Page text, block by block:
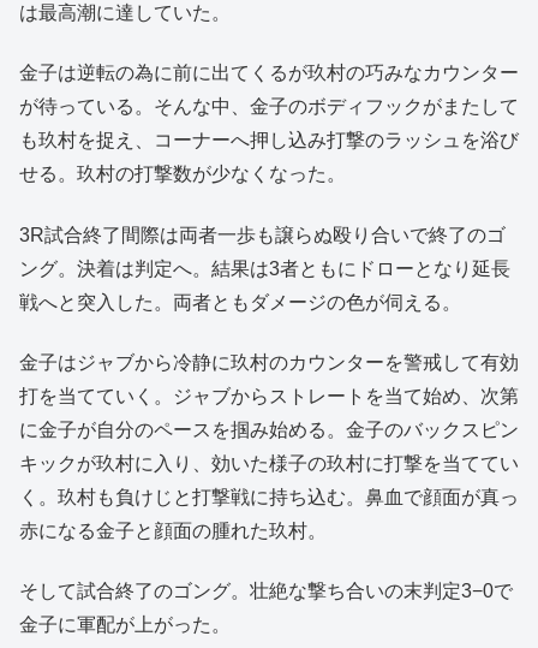
は最高潮に達していた。
金子は逆転の為に前に出てくるが玖村の巧みなカウンター
が待っている。そんな中、金子のボディフックがまたして
も玖村を捉え、コーナーへ押し込み打撃のラッシュを浴び
せる。玖村の打撃数が少なくなった。
3R試合終了間際は両者一歩も譲らぬ殴り合いで終了のゴ
ング。決着は判定へ。結果は3者ともにドローとなり延長
戦へと突入した。両者ともダメージの色が伺える。
金子はジャブから冷静に玖村のカウンターを警戒して有効
打を当てていく。ジャブからストレートを当て始め、次第
に金子が自分のペースを掴み始める。金子のバックスピン
キックが玖村に入り、効いた様子の玖村に打撃を当ててい
く。玖村も負けじと打撃戦に持ち込む。鼻血で顔面が真っ
赤になる金子と顔面の腫れた玖村。
そして試合終了のゴング。壮絶な撃ち合いの末判定3−0で
金子に軍配が上がった。